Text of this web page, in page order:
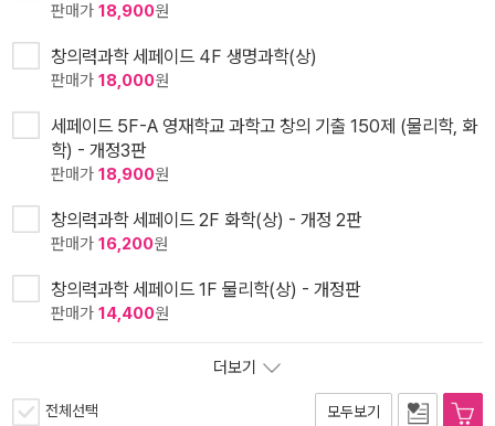
판매가 18,900원
창의력과학 세페이드 4F 생명과학(상)
판매가 18,000원
세페이드 5F-A 영재학교 과학고 창의 기출 150제 (물리학, 화
학) - 개정3판
판매가 18,900원
창의력과학 세페이드 2F 화학(상) - 개정 2판
판매가 16,200원
창의력과학 세페이드 1F 물리학(상) - 개정판
판매가 14,400원
더보기
전체선택 모두보기